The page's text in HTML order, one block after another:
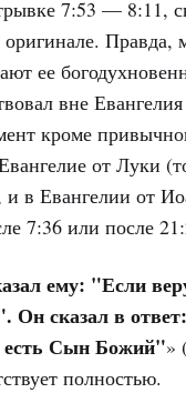
7:53 — 8:11,
Правда,
ее
вне
кроме
от Луки
и в Евангелии от
7:36 или после
ему: "Если
Он сказал в
есть Сын Божий"»
полностью.